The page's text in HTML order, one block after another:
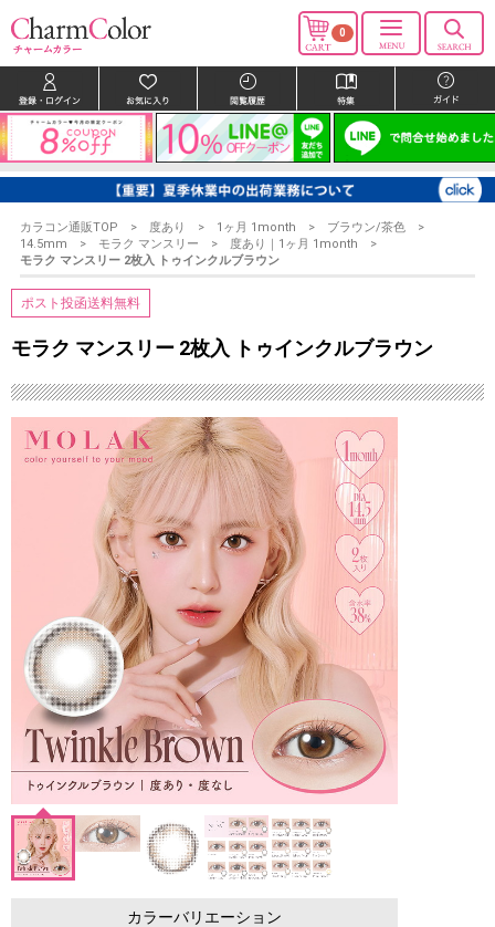
0
カラコン通販TOP 度あり 1ヶ月 1month
ブラウン/茶色
14.5mm
モラク マンスリー
度あり｜1ヶ月 1month
モラク マンスリー 2枚入 トゥインクルブラウン
ポスト投函送料無料
モラク マンスリー 2枚入 トゥインクルブラウン
カラーバリエーション